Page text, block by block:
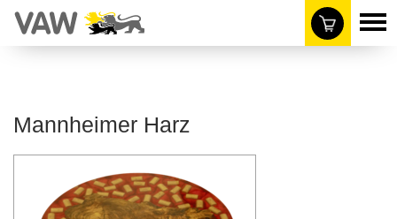
Mannheimer Harz